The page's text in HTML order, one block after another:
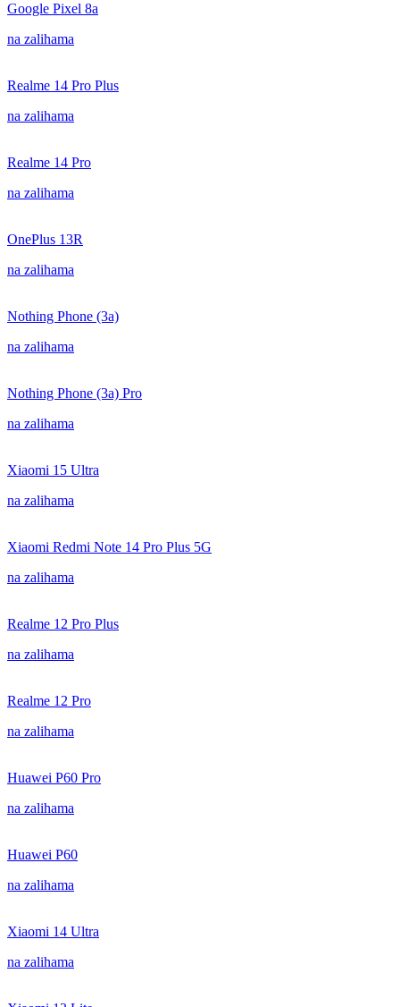
Google Pixel 8a
na zalihama
Realme 14 Pro Plus
na zalihama
Realme 14 Pro
na zalihama
OnePlus 13R
na zalihama
Nothing Phone (3a)
na zalihama
Nothing Phone (3a) Pro
na zalihama
Xiaomi 15 Ultra
na zalihama
Xiaomi Redmi Note 14 Pro Plus 5G
na zalihama
Realme 12 Pro Plus
na zalihama
Realme 12 Pro
na zalihama
Huawei P60 Pro
na zalihama
Huawei P60
na zalihama
Xiaomi 14 Ultra
na zalihama